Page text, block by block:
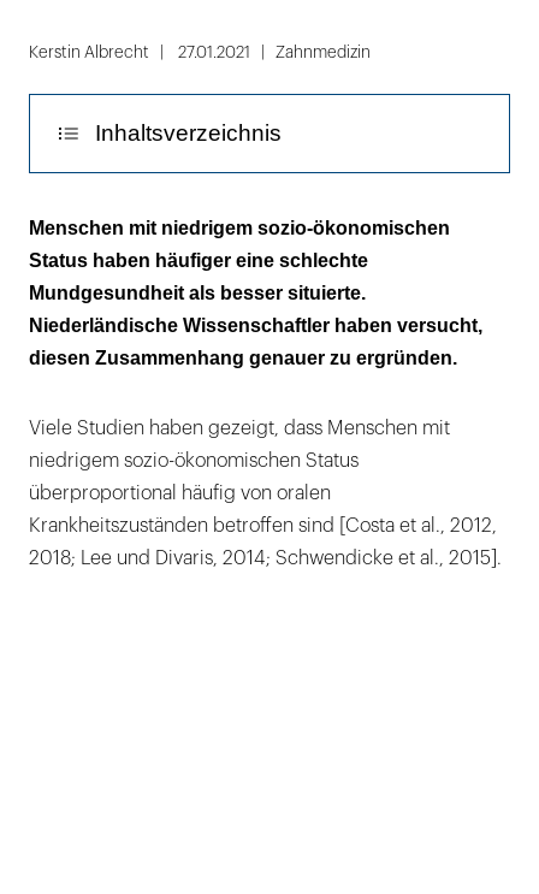
Kerstin Albrecht 27.01.2021 Zahnmedizin
Inhaltsverzeichnis
Ist es nur ein Mangel an Wissen um die
Zahnpflege?
Die Studie
Ergebnisse
Fazit
Menschen mit niedrigem sozio-ökonomischen
Status haben häufiger eine schlechte
Mundgesundheit als besser situierte.
Niederländische Wissenschaftler haben versucht,
diesen Zusammenhang genauer zu ergründen.
Viele Studien haben gezeigt, dass Menschen mit
niedrigem sozio-ökonomischen Status
überproportional häufig von oralen
Krankheitszuständen betroffen sind [Costa et al., 2012,
2018; Lee und Divaris, 2014; Schwendicke et al., 2015].